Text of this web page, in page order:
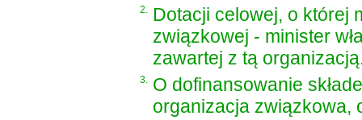
2. Dotacji celowej, o której
związkowej - minister
zawartej z tą
3. O dofinansowanie
organizacja związkowa,